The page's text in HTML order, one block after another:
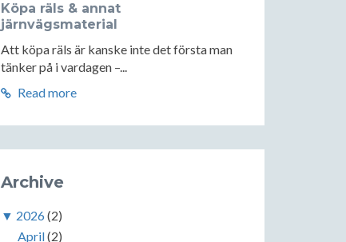
Köpa räls & annat
järnvägsmaterial
Att köpa räls är kanske inte det första man
tänker på i vardagen –...
Read more
Archive
▼ 2026(2)
April(2)